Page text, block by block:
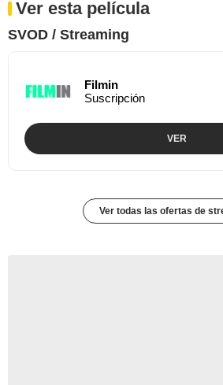
Ver esta película
SVOD / Streaming
Filmin
Suscripción
VER
Ver todas las ofertas de